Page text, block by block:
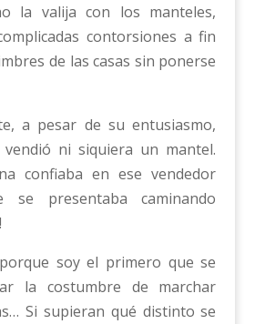
la valija con los manteles,
contorsiones a fin
de las casas sin ponerse
a pesar de su entusiasmo,
ni siquiera un mantel.
confiaba en ese vendedor
se presentaba caminando
soy el primero que se
la costumbre de marchar
Si supieran qué distinto se